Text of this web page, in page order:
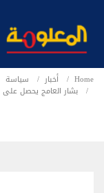
Home أخبار
سياسة
بشار العامج يحصل